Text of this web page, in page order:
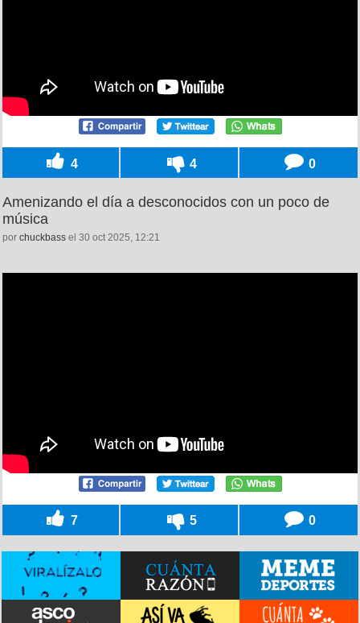
4 4 0
Amenizando el día a desconocidos con un poco de
música
por chuckbass el 30 oct 2025, 12:21
7 5 0